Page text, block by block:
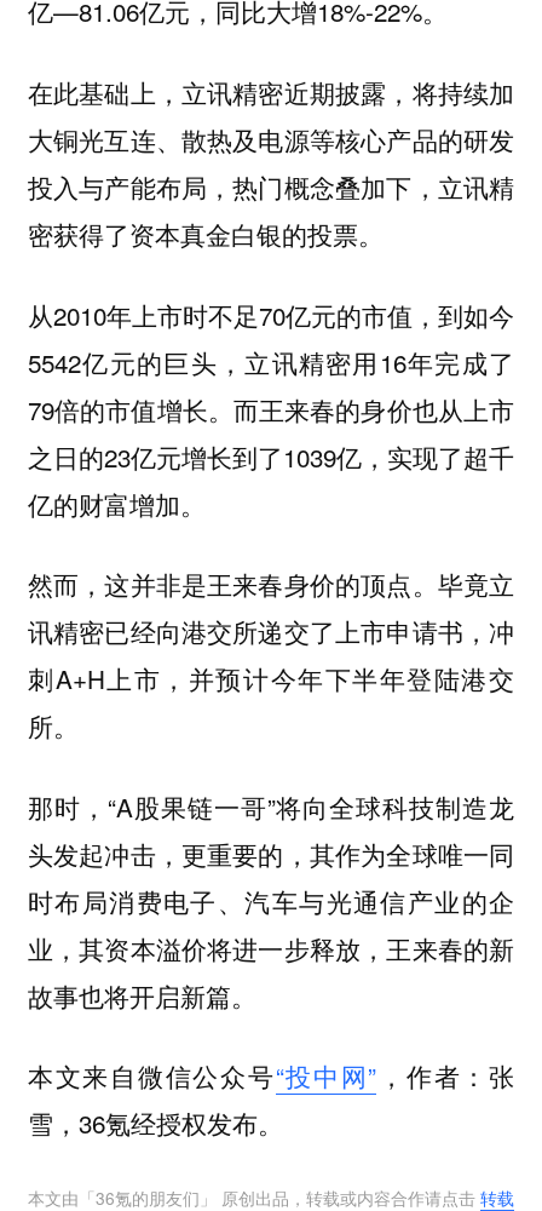
亿—81.06亿元，同比大增18%-22%。
在此基础上，立讯精密近期披露，将持续加
大铜光互连、散热及电源等核心产品的研发
投入与产能布局，热门概念叠加下，立讯精
密获得了资本真金白银的投票。
从2010年上市时不足70亿元的市值，到如今
5542亿元的巨头，立讯精密用16年完成了
79倍的市值增长。而王来春的身价也从上市
之日的23亿元增长到了1039亿，实现了超千
亿的财富增加。
然而，这并非是王来春身价的顶点。毕竟立
讯精密已经向港交所递交了上市申请书，冲
刺A+H上市，并预计今年下半年登陆港交
所。
那时，“A股果链一哥”将向全球科技制造龙
头发起冲击，更重要的，其作为全球唯一同
时布局消费电子、汽车与光通信产业的企
业，其资本溢价将进一步释放，王来春的新
故事也将开启新篇。
本文来自微信公众号“投中网” ，作者：张
雪，36氪经授权发布。
本文由「36氪的朋友们 」 原创出品，转载或内容合作请点击转载